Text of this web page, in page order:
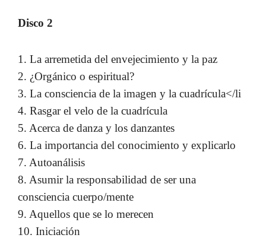
Disco 2
1. La arremetida del envejecimiento y la paz
2. ¿Orgánico o espiritual?
3. La consciencia de la imagen y la cuadrícula</li
4. Rasgar el velo de la cuadrícula
5. Acerca de danza y los danzantes
6. La importancia del conocimiento y explicarlo
7. Autoanálisis
8. Asumir la responsabilidad de ser una
consciencia cuerpo/mente
9. Aquellos que se lo merecen
10. Iniciación